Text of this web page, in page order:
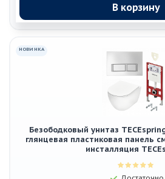
В корзину
НОВИНКА
Безободковый унитаз
глянцевая пластиковая панель
инсталляция